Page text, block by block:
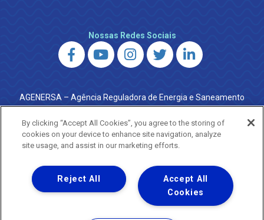
Nossas Redes Sociais
AGENERSA – Agência Reguladora de Energia e Saneamento
do Estado do Rio de Janeiro
0800 024 9040 · (21) 2332-6457 (WhatsApp) ·
ouvidoria@agenersa.rj.gov.br/ouvidoria.agenersa@gmail.com
·http://www.agenersa.rj.gov.br
Uma empresa
Copyright ® 2026 - Todos os Direitos Reservados.
By clicking “Accept All Cookies”, you agree to the storing of
cookies on your device to enhance site navigation, analyze
site usage, and assist in our marketing efforts.
Accept All
Cookies
Reject All